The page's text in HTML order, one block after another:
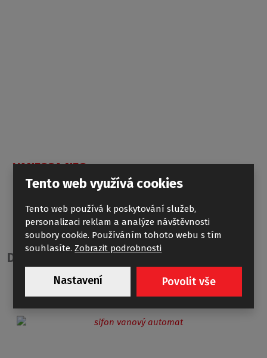
VANESSA NEO
Doplňky:
Tento web využívá cookies
Tento web používá k poskytování služeb,
personalizaci reklam a analýze návštěvnosti
soubory cookie. Používáním tohoto webu s tím
souhlasíte.Zobrazit podrobnosti
Nastavení Povolit vše